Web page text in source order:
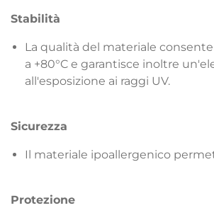
Stabilità
La qualità del materiale
a +80°C e garantisce inoltre
all'esposizione ai raggi UV.
Sicurezza
Il materiale ipoallergenico
Protezione